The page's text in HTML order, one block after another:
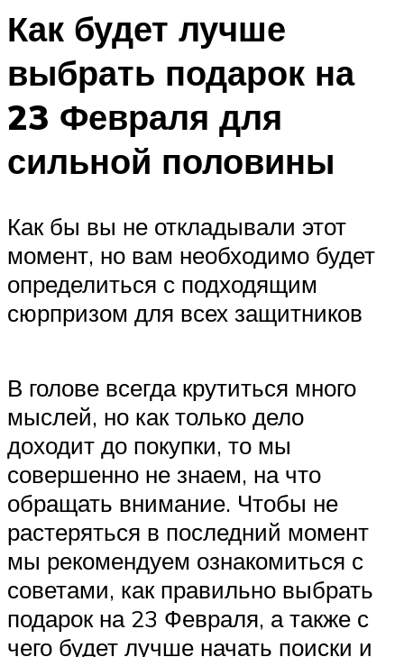
Как будет лучше
выбрать подарок на
23 Февраля для
сильной половины
Как бы вы не откладывали этот
момент, но вам необходимо будет
определиться с подходящим
сюрпризом для всех защитников
В голове всегда крутиться много
мыслей, но как только дело
доходит до покупки, то мы
совершенно не знаем, на что
обращать внимание. Чтобы не
растеряться в последний момент
мы рекомендуем ознакомиться с
советами, как правильно выбрать
подарок на 23 Февраля, а также с
чего будет лучше начать поиски и